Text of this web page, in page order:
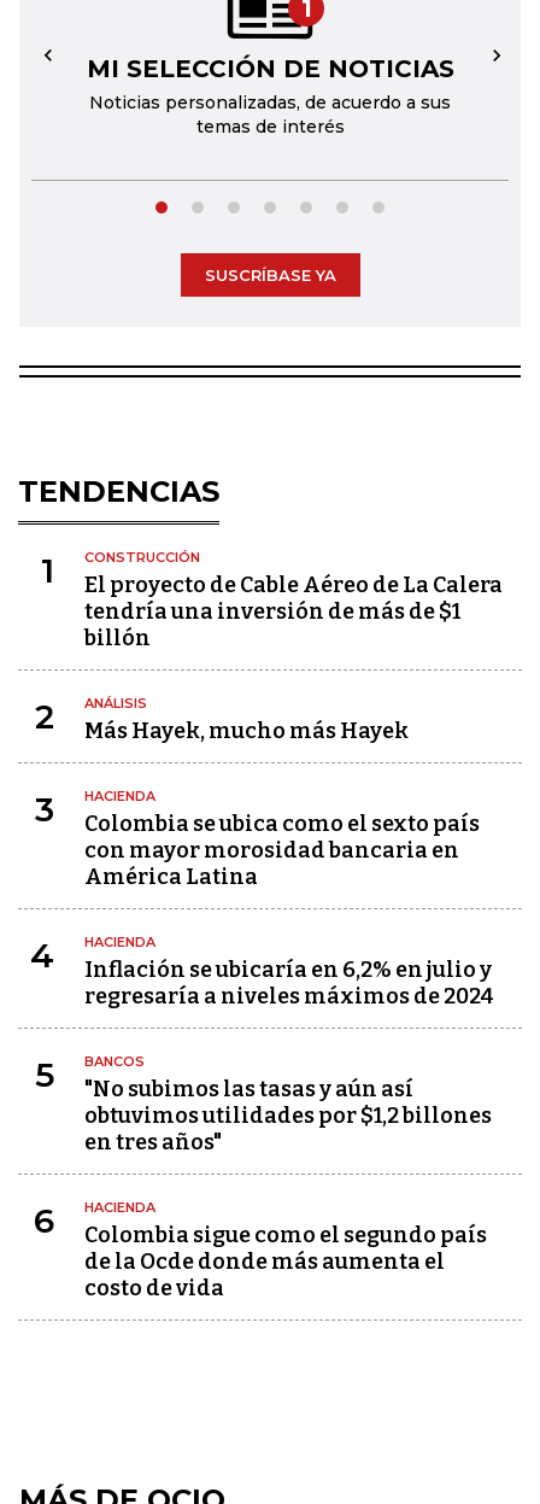
1
MI SELECCIÓN DE NOTICIAS
Noticias personalizadas, de acuerdo a sus
temas de interés
← →
SUSCRÍBASE YA
TENDENCIAS
1 CONSTRUCCIÓN
El proyecto de Cable Aéreo de La Calera
tendría una inversión de más de $1
billón
2 ANÁLISIS
Más Hayek, mucho más Hayek
3 HACIENDA
Colombia se ubica como el sexto país
con mayor morosidad bancaria en
América Latina
4 HACIENDA
Inflación se ubicaría en 6,2% en julio y
regresaría a niveles máximos de 2024
5 BANCOS
"No subimos las tasas y aún así
obtuvimos utilidades por $1,2 billones
en tres años"
6 HACIENDA
Colombia sigue como el segundo país
de la Ocde donde más aumenta el
costo de vida